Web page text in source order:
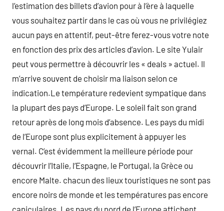
l’estimation des billets d’avion pour à l’ère à laquelle
vous souhaitez partir dans le cas où vous ne privilégiez
aucun pays en attentif, peut-être ferez-vous votre note
en fonction des prix des articles d’avion. Le site Yulair
peut vous permettre à découvrir les « deals » actuel. Il
m’arrive souvent de choisir ma liaison selon ce
indication.Le température redevient sympatique dans
la plupart des pays d’Europe. Le soleil fait son grand
retour après de long mois d’absence. Les pays du midi
de l’Europe sont plus explicitement à appuyer les
vernal. C’est évidemment la meilleure période pour
découvrir l’Italie, l’Espagne, le Portugal, la Grèce ou
encore Malte. chacun des lieux touristiques ne sont pas
encore noirs de monde et les températures pas encore
caniculaires. Les pays du nord de l’Europe affichent